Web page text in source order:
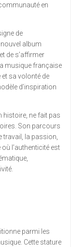
en
de
album
de s’affirmer
musique française
sa volonté de
d’inspiration
histoire, ne fait pas
Son parcours
travail, la passion,
l’authenticité est
parmi les
Cette stature